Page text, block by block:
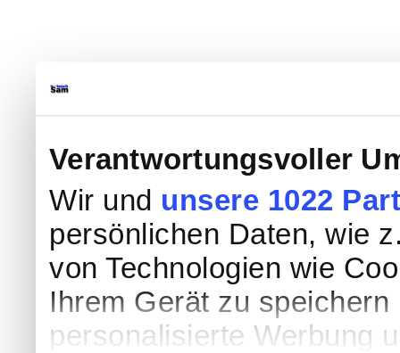
Verantwortungsvoller
Wir und unsere 1022
persönlichen Daten, wie
von Technologien wie
Ihrem Gerät zu
personalisierte Werbung